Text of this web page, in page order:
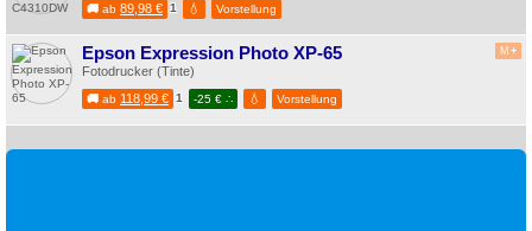
🚚 ab 89,98 € 1 💧 Vorstellung
M +
Epson Expression Photo XP-65
Fotodrucker (Tinte)
🚚 ab 118,99 € 1 -25 € ∴ 💧 Vorstellung